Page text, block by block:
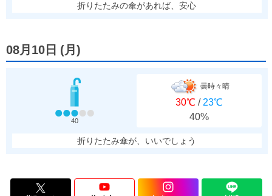
折りたたみの傘があれば、安心
08月10日 (月 )
40
曇時々晴
30℃ / 23℃
40%
折りたたみ傘が、いいでしょう